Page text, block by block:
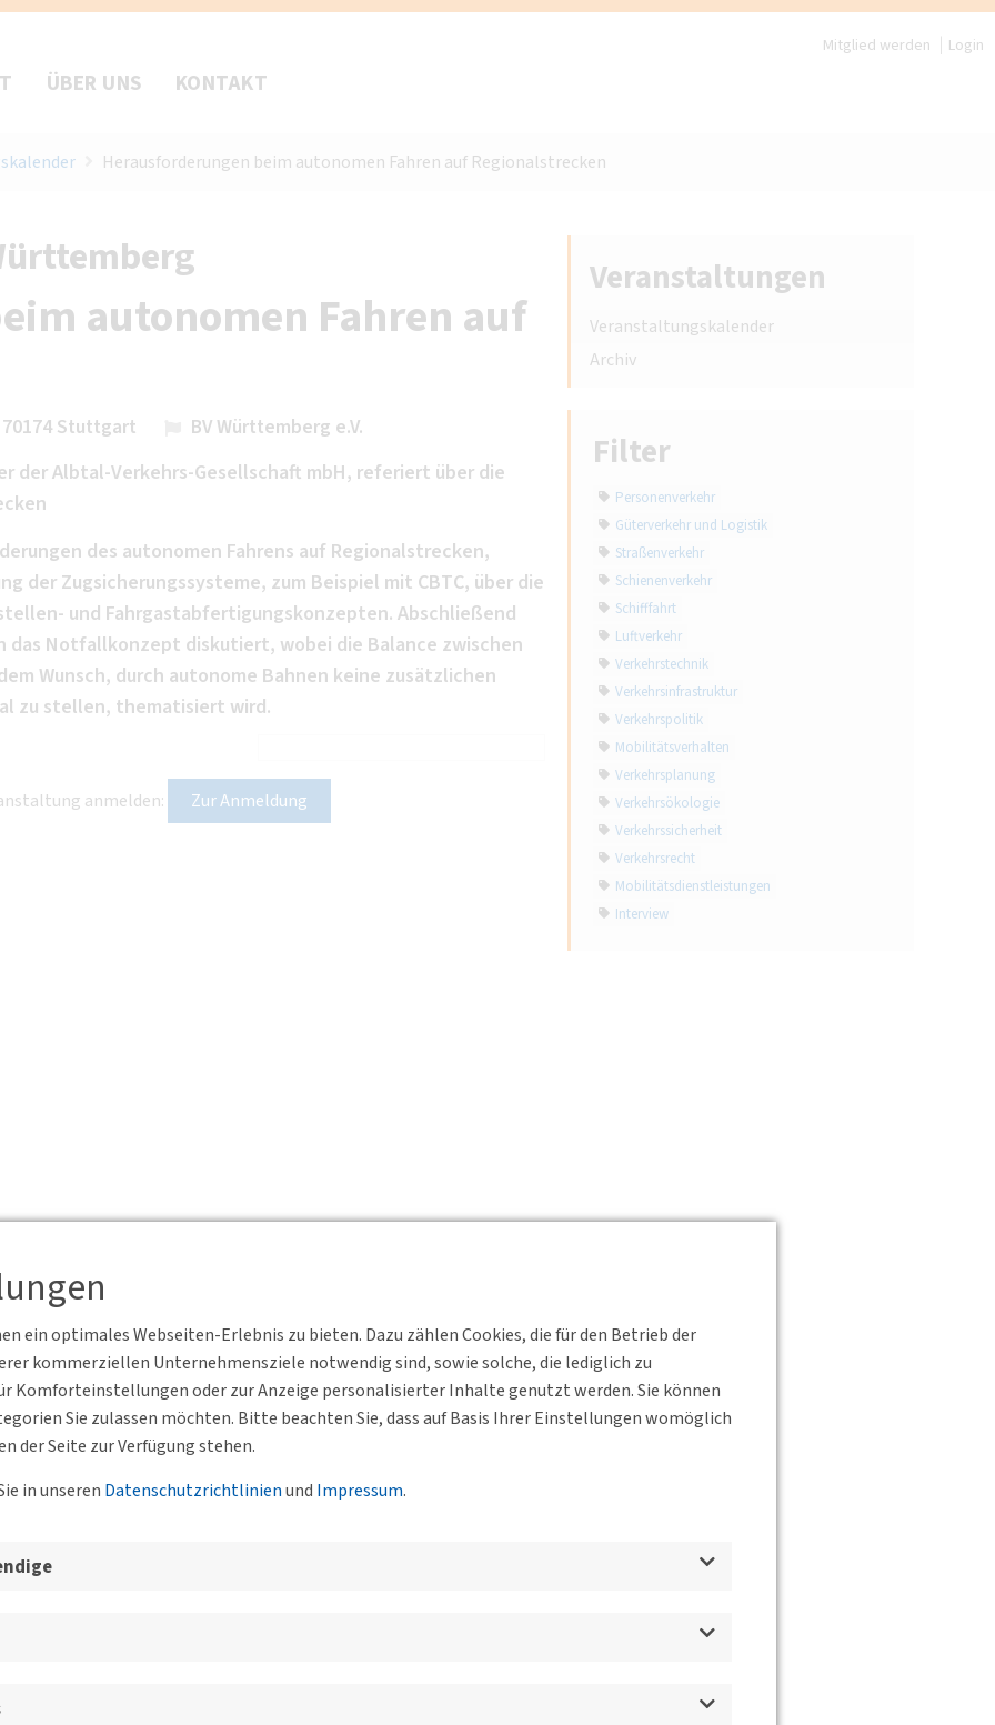
ein optimales Webseiten-Erlebnis zu bieten. Dazu zählen Cookies, die für den Betrieb der
kommerziellen Unternehmensziele notwendig sind, sowie solche, die lediglich zu
Komforteinstellungen oder zur Anzeige personalisierter Inhalte genutzt werden. Sie können
Sie zulassen möchten. Bitte beachten Sie, dass auf Basis Ihrer Einstellungen womöglich
der Seite zur Verfügung stehen.
in unseren Datenschutzrichtlinienund Impressum.
Mitglied werden Login
ÜBER UNS KONTAKT
Herausforderungen beim autonomen Fahren auf Regionalstrecken
autonomen Fahren auf
Stuttgart
BV Württemberg e.V.
der Albtal-Verkehrs-Gesellschaft mbH, referiert über die
des autonomen Fahrens auf Regionalstrecken,
der Zugsicherungssysteme, zum Beispiel mit CBTC, über die
und Fahrgastabfertigungskonzepten. Abschließend
Notfallkonzept diskutiert, wobei die Balance zwischen
Wunsch, durch autonome Bahnen keine zusätzlichen
zu stellen, thematisiert wird.
anmelden: Zur Anmeldung
der BVs und
autonomen Fahren auf
Veranstaltungen
Veranstaltungskalender
Archiv
Filter
Personenverkehr
Güterverkehr und Logistik
Straßenverkehr
Schienenverkehr
Schifffahrt
Luftverkehr
Verkehrstechnik
Verkehrsinfrastruktur
Verkehrspolitik
Mobilitätsverhalten
Verkehrsplanung
Verkehrsökologie
Verkehrssicherheit
Verkehrsrecht
Mobilitätsdienstleistungen
Interview